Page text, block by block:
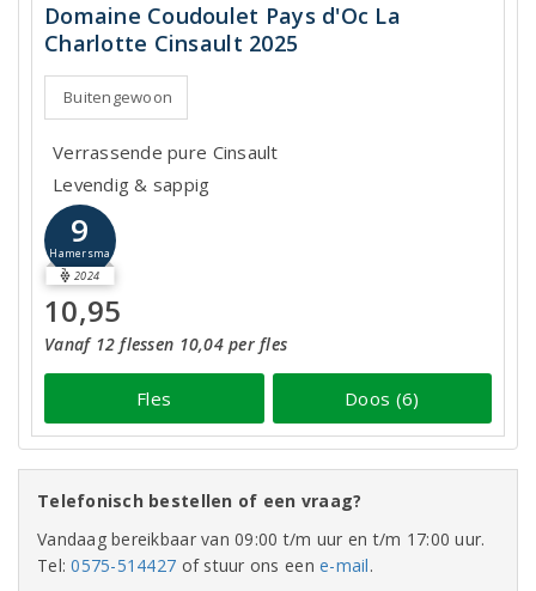
Domaine Coudoulet Pays d'Oc La
Charlotte Cinsault 2025
Buitengewoon
Verrassende pure Cinsault
Levendig & sappig
9
Hamersma
2024
10,95
Vanaf 12 flessen 10,04 per fles
Fles Doos (6)
Telefonisch bestellen of een vraag?
Vandaag bereikbaar van 09:00 t/m uur en t/m 17:00 uur.
Tel:0575-514427 of stuur ons eene-mail.